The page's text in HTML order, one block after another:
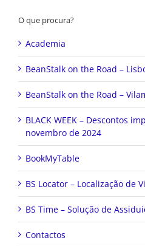
O que procura?
Academia
BeanStalk on the Road –
BeanStalk on the Road –
BLACK WEEK – Descontos
novembro de 2024
BookMyTable
BS Locator – Localização de
BS Time – Solução de
Contactos